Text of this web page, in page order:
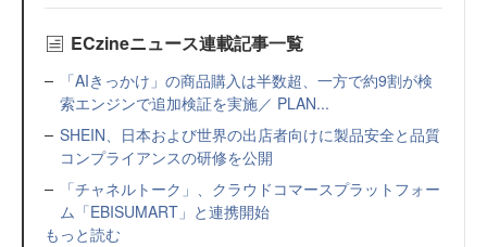
ECzineニュース連載記事一覧
「AIきっかけ」の商品購入は半数超、一方で約9割が検
索エンジンで追加検証を実施／ PLAN...
SHEIN、日本および世界の出店者向けに製品安全と品質
コンプライアンスの研修を公開
「チャネルトーク」、クラウドコマースプラットフォー
ム「EBISUMART」と連携開始
もっと読む